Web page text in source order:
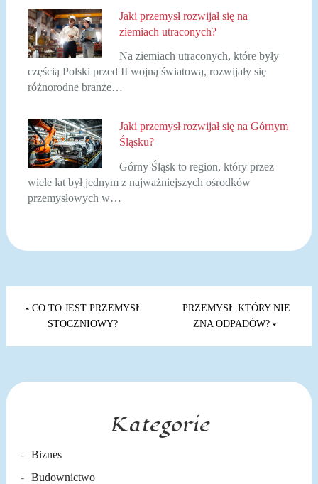
Jaki przemysł rozwijał się na
ziemiach utraconych?
Na ziemiach utraconych, które były
częścią Polski przed II wojną światową, rozwijały się
różnorodne branże…
Jaki przemysł rozwijał się na Górnym
Śląsku?
Górny Śląsk to region, który przez
wiele lat był jednym z najważniejszych ośrodków
przemysłowych w…
Nawigacja
wpisu
CO TO JEST PRZEMYSŁ
STOCZNIOWY?
PRZEMYSŁ KTÓRY NIE
ZNA ODPADÓW?
Kategorie
Biznes
Budownictwo